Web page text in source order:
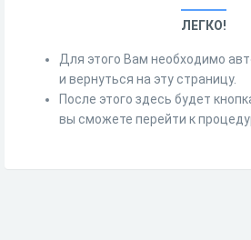
ЛЕГКО!
Для этого Вам необходимо
и вернуться на эту страницу.
После этого здесь будет
вы сможете перейти к